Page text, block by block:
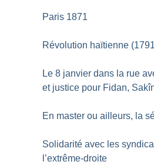
Paris 1871
Révolution haïtienne
Le 8 janvier dans la rue
et justice pour Fidan,
En master ou ailleurs, la
Solidarité avec les
l’extrême-droite